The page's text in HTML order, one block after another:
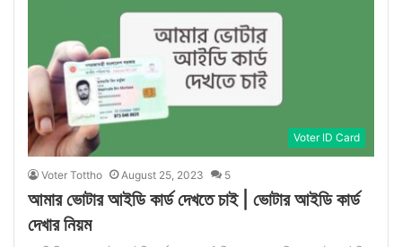
Voter ID Card
Voter Tottho August 25, 2023 5
আমার ভোটার আইডি কার্ড দেখতে চাই | ভোটার আইডি কার্ড
দেখার নিয়ম